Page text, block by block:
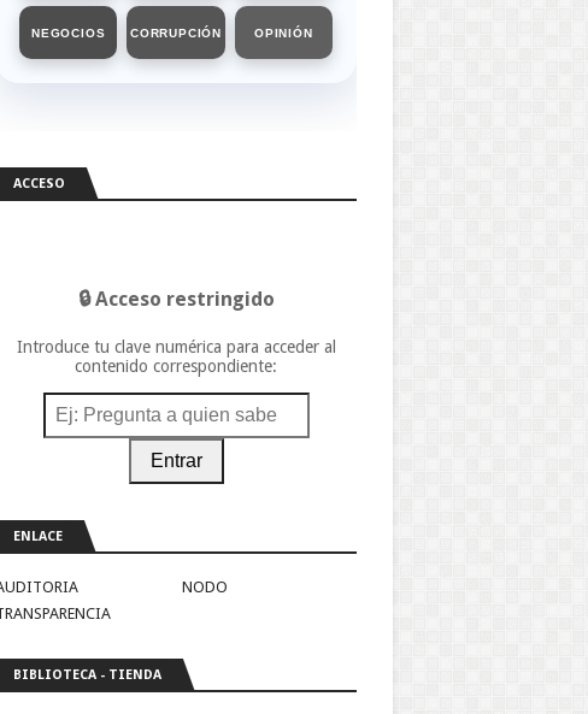
NEGOCIOS CORRUPCIÓN OPINIÓN
ACCESO
🔒 Acceso restringido
Introduce tu clave numérica para acceder al
contenido correspondiente:
Entrar
ENLACE
NODO
BIBLIOTECA - TIENDA